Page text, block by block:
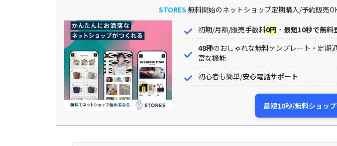
STORES 無料開始のネットショップ定期購入/予約販売
初期/月額/販売手数料0円 ・最短10秒で無料
48種のおしゃれな無料テンプレート・定期
富な機能
初心者も簡単/安心電話サポート
最短10秒/無料ショッ